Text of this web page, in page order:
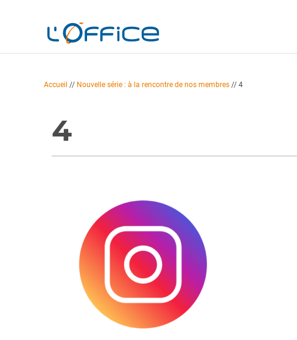
Accueil // Nouvelle série : à la rencontre de nos membres // 4
4